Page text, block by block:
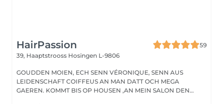
HairPassion
59
39, Haaptstrooss Hosingen L-9806
GOUDDEN MOIEN, ECH SENN VÉRONIQUE, SENN AUS
LEIDENSCHAFT COIFFEUS AN MAN DATT OCH MEGA
GAEREN. KOMMT BIS OP HOUSEN ,AN MEIN SALON DEN